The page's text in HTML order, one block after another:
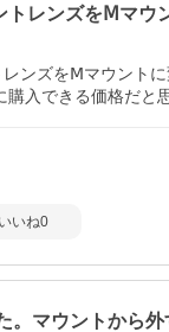
トレンズをⅯマウ
ンズをⅯマウントに
入できる価格だと
いいね0
。マウントから